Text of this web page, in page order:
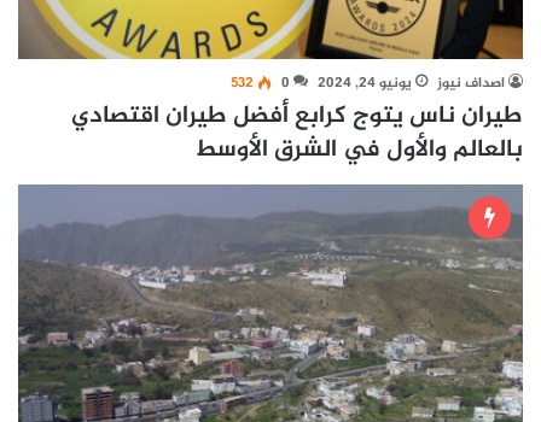
اصداف نيوز يونيو 24, 2024 0
532
طيران ناس يتوج كرابع أفضل طيران اقتصادي
بالعالم والأول في الشرق الأوسط